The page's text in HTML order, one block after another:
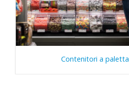
Contenitori a paletta